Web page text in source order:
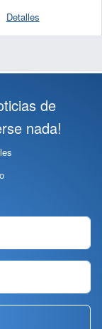
Detalles
de
nada!